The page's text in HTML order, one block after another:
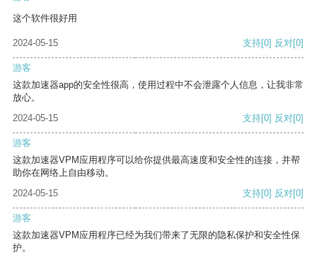
这个软件很好用
2024-05-15 支持[0] 反对[0]
游客
这款加速器app的安全性很高，使用过程中不会泄露个人信息，让我非常
放心。
2024-05-15
支持[0] 反对[0]
游客
这款加速器VPM应用程序可以给你提供最高速度和安全性的连接，并帮
助你在网络上自由移动。
2024-05-15
支持[0] 反对[0]
游客
这款加速器VPM应用程序已经为我们带来了无限的隐私保护和安全性保
护。